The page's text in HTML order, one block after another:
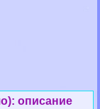
описание